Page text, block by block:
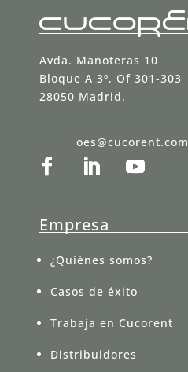
Avda. Manoteras 10
Bloque A 3º, Of 301-303
28050 Madrid.
oes@cucorent.com
Empresa
¿Quiénes somos?
Casos de éxito
Trabaja en Cucorent
Distribuidores